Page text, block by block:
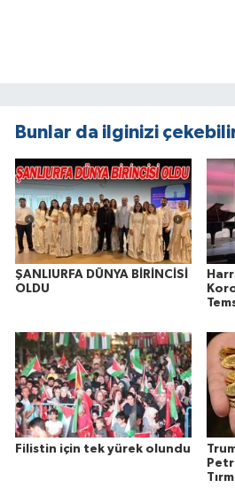
Bunlar da ilginizi
ŞANLIURFA DÜNYA BİRİNCİSİ
OLDU
Filistin için tek yürek olundu